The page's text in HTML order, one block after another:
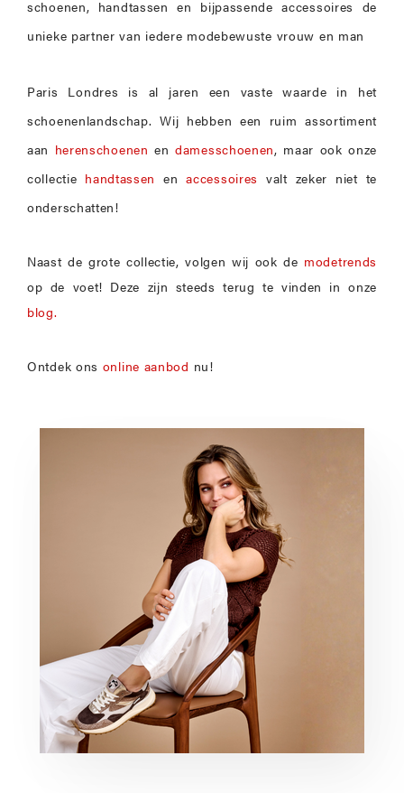
schoenen, handtassen en bijpassende accessoires de
unieke partner van iedere modebewuste vrouw en man
Paris Londres is al jaren een vaste waarde in het
schoenenlandschap. Wij hebben een ruim assortiment
aan herenschoenen endamesschoenen, maar ook onze
collectie handtassen enaccessoires valt zeker niet te
onderschatten!
Naast de grote collectie, volgen wij ook de modetrends
op de voet! Deze zijn steeds terug te vinden in onze
blog.
Ontdek ons online aanbod nu!